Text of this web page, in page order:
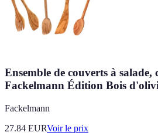
Ensemble de couverts à salade,
Fackelmann Édition Bois
Fackelmann
27.84 EURVoir le prix